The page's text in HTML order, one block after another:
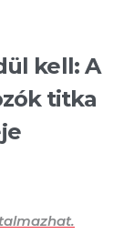
kell: A
titka